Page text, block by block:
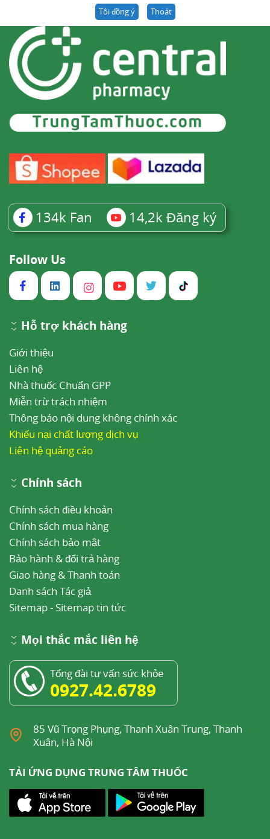
Tôi đồng ý Thoát
134k Fan 14,2k Đăng ký
Follow Us
Hỗ trợ khách hàng
Giới thiệu
Liên hệ
Nhà thuốc Chuẩn GPP
Miễn trừ trách nhiệm
Thông báo nội dung không chính xác
Khiếu nại chất lượng dịch vụ
Liên hệ quảng cáo
Chính sách
Chính sách điều khoản
Chính sách mua hàng
Chính sách bảo mật
Bảo hành & đổi trả hàng
Giao hàng & Thanh toán
Danh sách Tác giả
Sitemap- Sitemap tin tức
Mọi thắc mắc liên hệ
Tổng đài tư vấn sức khỏe
0927.42.6789
85 Vũ Trọng Phụng, Thanh Xuân Trung, Thanh
Xuân, Hà Nội
TẢI ỨNG DỤNG TRUNG TÂM THUỐC